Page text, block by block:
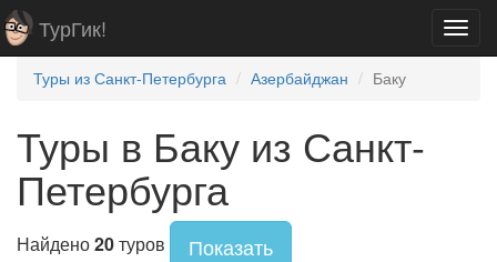
ТурГик!
Туры из Санкт-Петербурга Азербайджан Баку
Туры в Баку из Санкт-
Петербурга
Найдено20туров Показать